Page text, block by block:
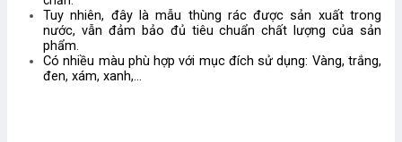
Tuy nhiên, đây là mẫu thùng rác được sản xuất trong
nước, vẫn đảm bảo đủ tiêu chuẩn chất lượng của sản
phẩm.
Có nhiều màu phù hợp với mục đích sử dụng: Vàng, trắng,
đen, xám, xanh,…